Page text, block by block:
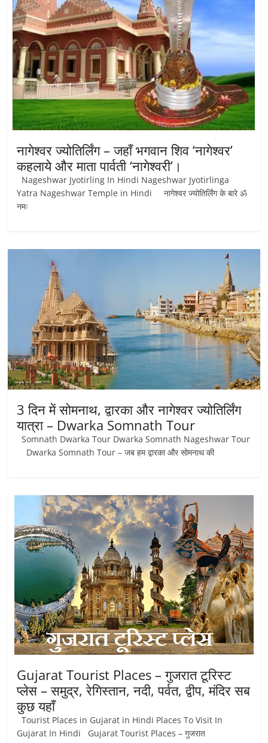
नागेश्वर ज्योतिर्लिंग – जहाँ भगवान शिव ‘नागेश्वर’
कहलाये और माता पार्वती ‘नागेश्वरी’।
Nageshwar Jyotirling In Hindi Nageshwar Jyotirlinga
Yatra Nageshwar Temple in Hindi नागेश्वर ज्योतिर्लिंग के बारे ॐ
नमः
3 दिन में सोमनाथ, द्वारका और नागेश्वर ज्योतिर्लिंग
यात्रा – Dwarka Somnath Tour
Somnath Dwarka Tour Dwarka Somnath Nageshwar Tour
Dwarka Somnath Tour – जब हम द्वारका और सोमनाथ की
Gujarat Tourist Places – गुजरात टूरिस्ट
प्लेस – समुद्र, रेगिस्तान, नदी, पर्वत, द्वीप, मंदिर सब
कुछ यहाँ
Tourist Places in Gujarat in Hindi Places To Visit In
Gujarat In Hindi Gujarat Tourist Places – गुजरात